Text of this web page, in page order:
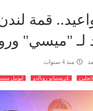
قمة
لـ "ميسي"
منذ 4 سنوات
كريستيانو رونالدو ليونيل ميسي